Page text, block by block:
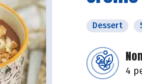
Dessert
4